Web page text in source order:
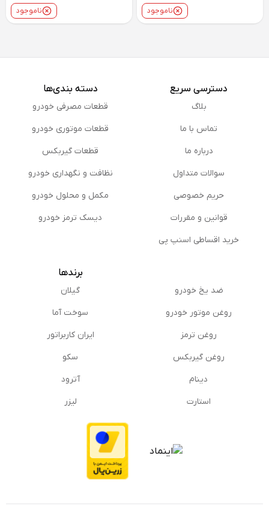
ناموجود ناموجود
دسترسی سریع
بلاگ
تماس با ما
درباره ما
سوالات متداول
حریم خصوصی
قوانین و مقررات
خرید اقساطی اسنپ پی
دسته بندی‌ها
قطعات مصرفی خودرو
قطعات موتوری خودرو
قطعات گیربکس
نظافت و نگهداری خودرو
مكمل و محلول خودرو
دیسک ترمز خودرو
ضد یخ خودرو
روغن موتور خودرو
روغن ترمز
روغن گیربكس
دینام
استارت
برندها
گیلان
سوخت آما
ایران کاربراتور
سکو
آترود
لیزر